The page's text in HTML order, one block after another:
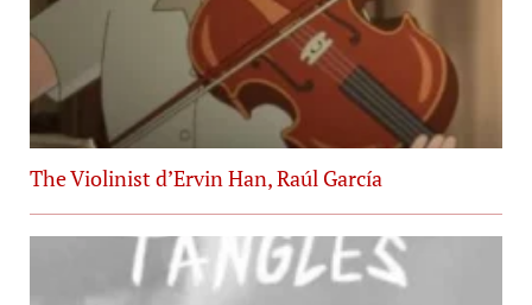
The Violinist d’Ervin Han, Raúl García